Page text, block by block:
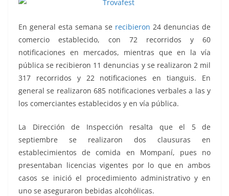
En general esta semana se recibieron 24 denuncias de
comercio establecido, con 72 recorridos y 60
notificaciones en mercados, mientras que en la vía
pública se recibieron 11 denuncias y se realizaron 2 mil
317 recorridos y 22 notificaciones en tianguis. En
general se realizaron 685 notificaciones verbales a las y
los comerciantes establecidos y en vía pública.
La Dirección de Inspección resalta que el 5 de
septiembre se realizaron dos clausuras en
establecimientos de comida en Mompaní, pues no
presentaban licencias vigentes por lo que en ambos
casos se inició el procedimiento administrativo y en
uno se aseguraron bebidas alcohólicas.